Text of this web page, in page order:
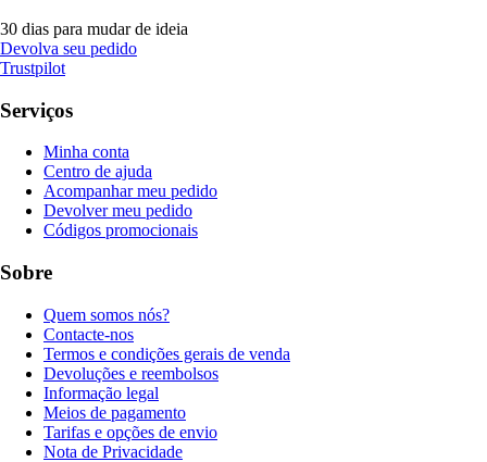
30 dias para mudar de ideia
Devolva seu pedido
Trustpilot
Serviços
Minha conta
Centro de ajuda
Acompanhar meu pedido
Devolver meu pedido
Códigos promocionais
Sobre
Quem somos nós?
Contacte-nos
Termos e condições gerais de venda
Devoluções e reembolsos
Informação legal
Meios de pagamento
Tarifas e opções de envio
Nota de Privacidade